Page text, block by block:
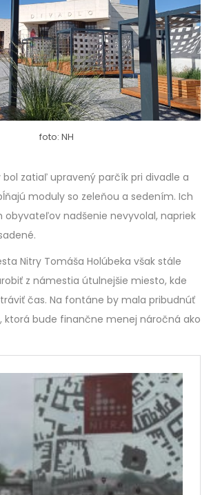
foto: NH
zatiaľ upravený parčík pri divadle a
moduly so zeleňou a sedením. Ich
obyvateľov nadšenie nevyvolal, napriek
Nitry Tomáša Holúbeka však stále
z námestia útulnejšie miesto, kde
čas. Na fontáne by mala pribudnúť
ktorá bude finančne menej náročná ako